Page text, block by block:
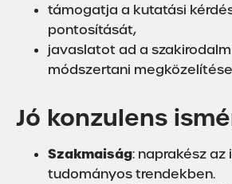
támogatja a kutatási
pontosítását,
javaslatot ad a
módszertani
Jó konzulens
Szakmaiság: naprakész az
tudományos trendekben.